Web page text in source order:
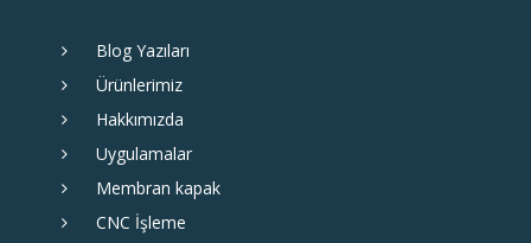
Blog Yazıları
Ürünlerimiz
Hakkımızda
Uygulamalar
Membran kapak
CNC İşleme